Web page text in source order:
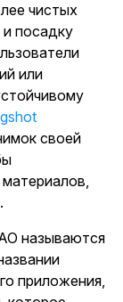
чистых
посадку
или
своей
называются
приложения,